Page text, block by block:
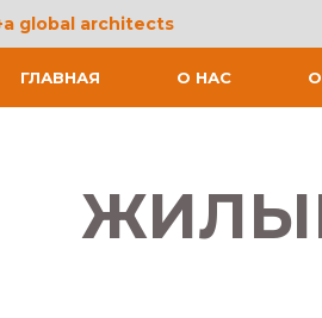
global architects
ГЛАВНАЯ
О НАС